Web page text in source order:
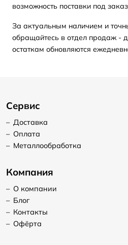
возможность поставки под
За актуальным наличием и
обращайтесь в отдел продаж -
остаткам обновляются
Сервис
– Доставка
– Оплата
– Металлообработка
Компания
– О компании
– Блог
– Контакты
– Офёрта